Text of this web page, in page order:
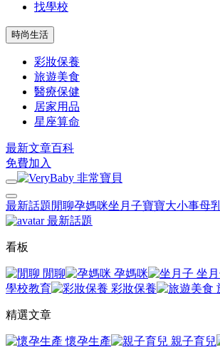
找學校
時尚生活
彩妝保養
旅遊美食
醫療保健
居家用品
星座算命
最新文章百科
免費加入
最新話題 閒聊孕媽咪坐月子寶寶大小事母
最新話題
看板
閒聊 孕媽咪 坐
學校教育
彩妝保養
精選文章
懷孕生產 親子育兒